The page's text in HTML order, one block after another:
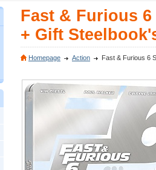
Fast & Furious
+ Gift
Homepage Action Fast & Furious 6